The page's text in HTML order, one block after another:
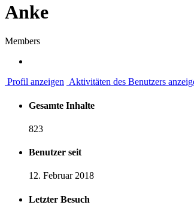
Anke
Members
Profil anzeigen Aktivitäten des Benutzers
Gesamte Inhalte
823
Benutzer seit
12. Februar 2018
Letzter Besuch